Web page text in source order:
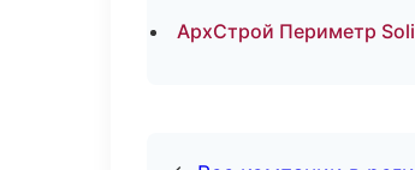
АрхСтрой Периметр